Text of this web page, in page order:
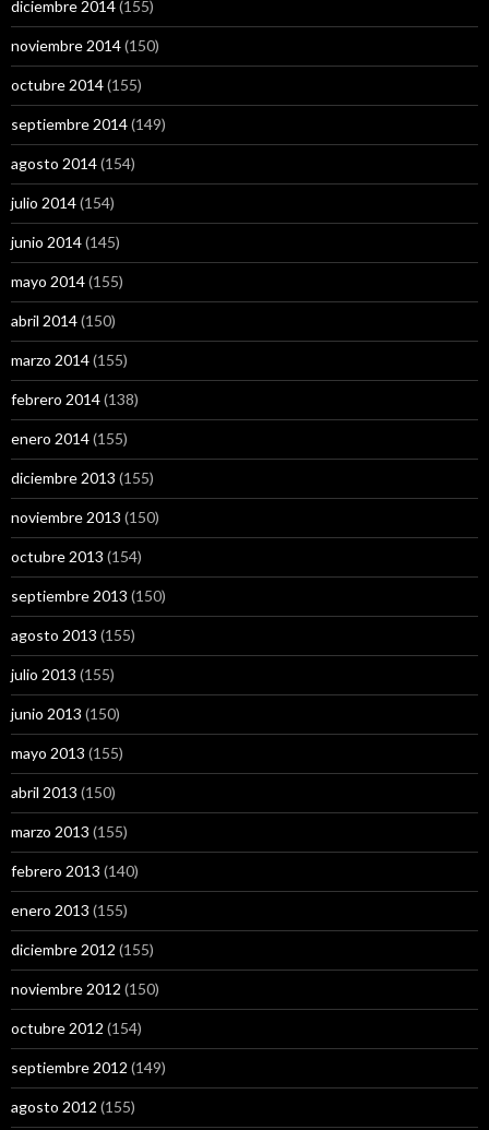
diciembre 2014(155)
noviembre 2014(150)
octubre 2014(155)
septiembre 2014(149)
agosto 2014(154)
julio 2014(154)
junio 2014(145)
mayo 2014(155)
abril 2014(150)
marzo 2014(155)
febrero 2014(138)
enero 2014(155)
diciembre 2013 (155)
noviembre 2013 (150)
octubre 2013 (154)
septiembre 2013 (150)
agosto 2013 (155)
julio 2013 (155)
junio 2013 (150)
mayo 2013 (155)
abril 2013 (150)
marzo 2013 (155)
febrero 2013 (140)
enero 2013 (155)
diciembre 2012 (155)
noviembre 2012 (150)
octubre 2012 (154)
septiembre 2012 (149)
agosto 2012 (155)